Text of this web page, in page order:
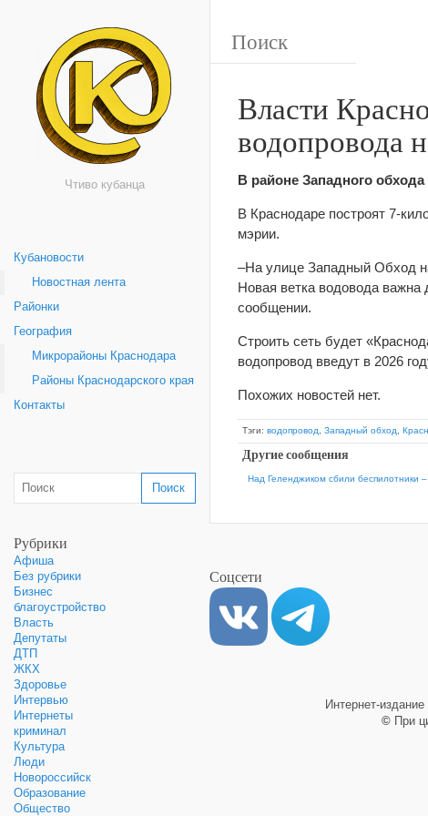
Чтиво кубанца
Кубановости
Новостная лента
Районки
География
Микрорайоны Краснодара
Районы Краснодарского края
Контакты
Рубрики
Афиша
Без рубрики
Бизнес
благоустройство
Власть
Депутаты
ДТП
ЖКХ
Здоровье
Интервью
Интернеты
криминал
Культура
Люди
Новороссийск
Образование
Общество
Власти
водопровода
В районе Западного
В Краснодаре построят 7-
мэрии.
–На улице Западный Обход
Новая ветка водовода важна
сообщении.
Строить сеть будет
водопровод введут в 2026
Похожих новостей нет.
Тэги: водопровод Западный обход
Другие сообщения
Над Геленджиком сбили беспилотники
Соцсети
Интернет-издание
© При